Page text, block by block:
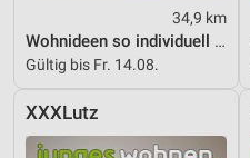
34,9 km
Wohnideen so individuell wie du!
Gültig bis Fr. 14.08.
XXXLutz